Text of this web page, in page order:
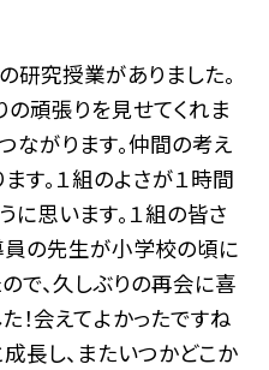
研究授業がありました。
の頑張りを見せてくれま
ながります。仲間の考え
す。１組のよさが１時間
に思います。１組の皆さ
員の先生が小学校の頃に
で、久しぶりの再会に喜
！会えてよかったですね
長し、またいつかどこか